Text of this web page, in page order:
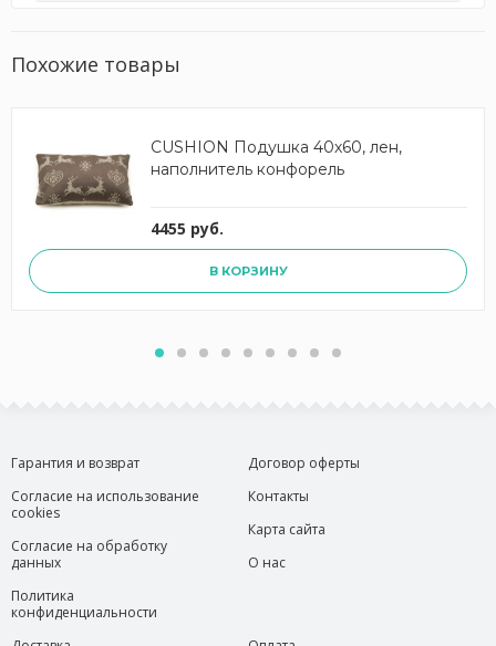
Похожие товары
CUSHION Подушка 40х60, лен,
наполнитель конфорель
4455 руб.
В КОРЗИНУ
Гарантия и возврат
Согласие на использование
cookies
Согласие на обработку
данных
Политика
конфиденциальности
Договор оферты
Контакты
Карта сайта
О нас